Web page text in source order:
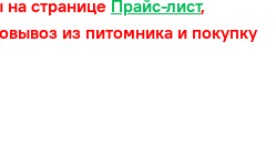
странице Прайс-лист,
из питомника и покупку